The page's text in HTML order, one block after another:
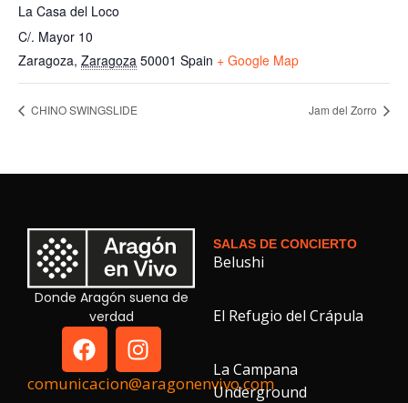
La Casa del Loco
C/. Mayor 10
Zaragoza, Zaragoza 50001 Spain + Google Map
CHINO SWINGSLIDE Jam del Zorro
Donde Aragón suena de
verdad
comunicacion@aragonenvivo.com
SALAS DE CONCIERTO
Belushi
El Refugio del Crápula
La Campana
Underground